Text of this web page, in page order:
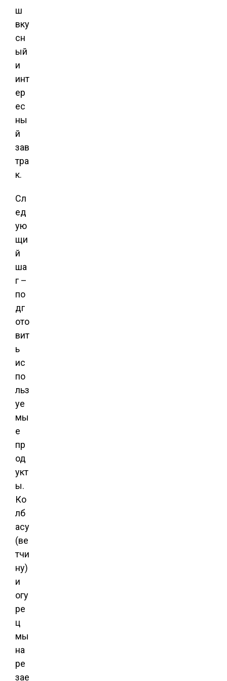
ш
вку
сн
ый
и
инт
ер
ес
ны
й
зав
тра
к.
Сл
ед
ую
щи
й
ша
г –
по
дг
ото
вит
ь
ис
по
льз
уе
мы
е
пр
од
укт
ы.
Ко
лб
асу
(ве
тчи
ну)
и
огу
ре
ц
мы
на
ре
зае